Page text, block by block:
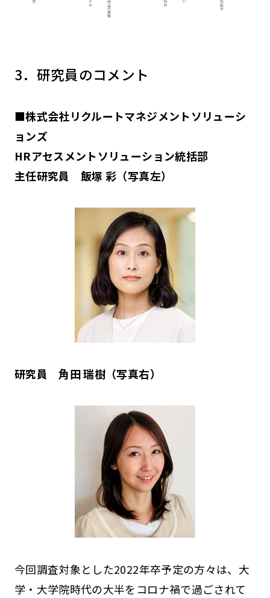
3．研究員のコメント
■株式会社リクルートマネジメントソリューシ
ョンズ
HRアセスメントソリューション統括部
主任研究員 飯塚 彩（写真左）
研究員 角田 瑞樹（写真右）
今回調査対象とした2022年卒予定の方々は、大
学・大学院時代の大半をコロナ禍で過ごされて